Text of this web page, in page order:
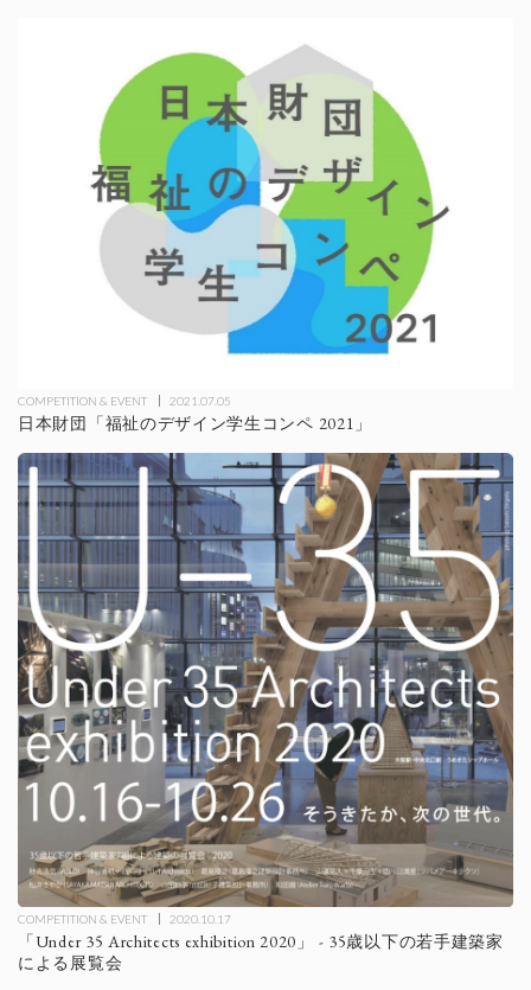
COMPETITION & EVENT 2021.07.05
日本財団「福祉のデザイン学生コンペ 2021」
COMPETITION & EVENT 2020.10.17
「Under 35 Architects exhibition 2020」 - 35歳以下の若手建築家
による展覧会